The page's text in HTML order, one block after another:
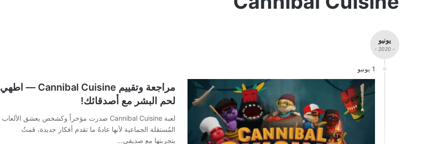
يونيو
- 2020 -
1 يونيو
مراجعة وتقييم Cannibal Cuisine — اطهي
لحم البشر مع أصدقائك!
لعبة Cannibal Cuisine صدرت مؤخراً وكشخص يعشق الألعاب
المُستقلة الجماعية لأنها عادةً ما تقدم أفكار جديدة، قمتُ
بتجربتها مع صديقي…